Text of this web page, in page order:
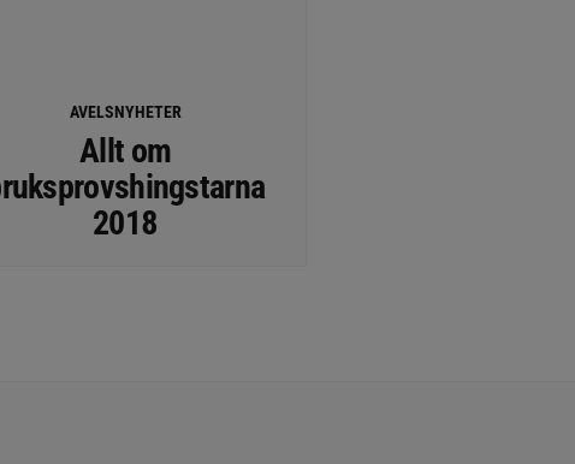
AVELSNYHETER
Allt om
2018